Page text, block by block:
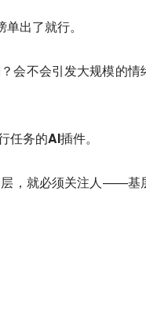
出了就行。
会不会引发大规模的情
务的AI插件。
层，就必须关注人——基